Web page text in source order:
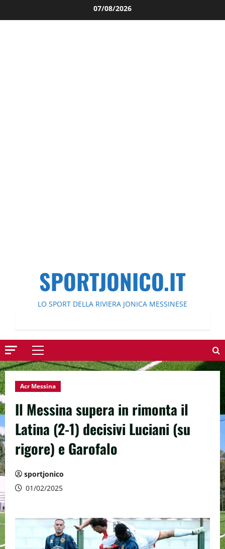
al
07/08/2026
SPORTJONICO.IT
LO SPORT DELLA RIVIERA JONICA MESSINESE
Menu
principale
Acr Messina
Il Messina supera in rimonta il
Latina (2-1) decisivi Luciani (su
rigore) e Garofalo
sportjonico
01/02/2025